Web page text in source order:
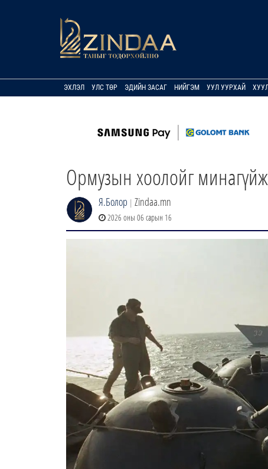
ЭХЛЭЛ УЛС ТӨР ЭДИЙН ЗАСАГ НИЙГЭМ УУЛ УУРХАЙ
Ормузын хоолойг
Я.Болор | Zindaa.mn
2026 оны 06 сарын 16